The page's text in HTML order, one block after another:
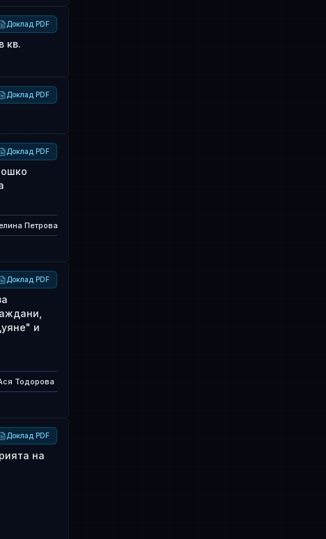
Доклад PDF
кв.
Доклад PDF
Доклад PDF
Петрова
Доклад PDF
и
Тодорова
Доклад PDF
на